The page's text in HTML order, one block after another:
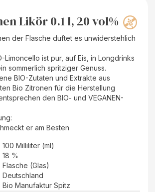
Likör 0.1 l, 20 vol%
der Flasche duftet es unwiderstehlich
Limoncello ist pur, auf Eis, in Longdrinks
sommerlich spritziger Genuss.
BIO-Zutaten und Extrakte aus
Bio Zitronen für die Herstellung
den BIO- und VEGANEN-
er am Besten
100 Milliliter (ml)
18 %
Flasche (Glas)
Deutschland
Bio Manufaktur Spitz